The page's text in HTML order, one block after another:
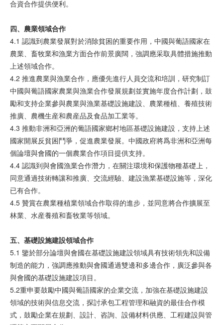
合資合作提供便利。
四、農業領域合作
4.1 認識到農業發展對於消除貧困的重要作用，中國與葡語國家在
農業、畜牧業和漁業方面合作前景廣闊，強調應采取具體措施推動
上述領域合作。
4.2 推進農業與漁業合作，應優先進行人員交流和培訓，研究制訂
中國與葡語國家農業與漁業合作發展規劃並實施年度合作計劃，鼓
勵和支持企業參與農業與漁業基礎設施建設、農業種植、養殖技術
推廣、農機生産和農産品及食品加工業等。
4.3 推動非洲和亞洲的葡語國家鄉村地區基礎設施建設，支持上述
國家開展反貧困鬥爭，促進農業發展。中國政府將爲非洲和亞洲每
個論壇與會國的一個農業合作項目提供支持。
4.4 認識到與會國漁業合作潛力，在關注環境和保護物種基礎上，
同意通過技術轉讓和推廣、交流經驗、建設漁業基礎設施等，深化
已有合作。
4.5 贊賞在農業種植業領域合作取得的進步，並同意將合作擴展至
林業、水産養殖和畜牧業等領域。
五、基礎設施建設領域合作
5.1 鑒於部分論壇與會國在基礎設施建設領域具有技術領先和設備
制造的能力，強調應推動與會國通過雙邊和多邊合作，廣泛參與各
與會國的基礎設施建設項目。
5.2重申要鼓勵中國與葡語國家的企業交流，加強在基礎設施建設
領域的技術與信息交流，探討承包工程管理和融資的最佳合作模
式，鼓勵企業在規劃、設計、咨詢、設備材料供應、工程建設與管